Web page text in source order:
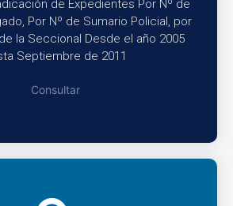
de Expedientes Por Nº de
Por Nº de Sumario Policial, por
la Seccional Desde el año 2005
Septiembre de 2011
Consultar